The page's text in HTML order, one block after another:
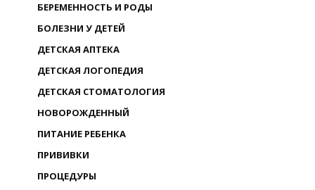
БЕРЕМЕННОСТЬ И РОДЫ
БОЛЕЗНИ У ДЕТЕЙ
ДЕТСКАЯ АПТЕКА
ДЕТСКАЯ ЛОГОПЕДИЯ
ДЕТСКАЯ СТОМАТОЛОГИЯ
НОВОРОЖДЕННЫЙ
ПИТАНИЕ РЕБЕНКА
ПРИВИВКИ
ПРОЦЕДУРЫ